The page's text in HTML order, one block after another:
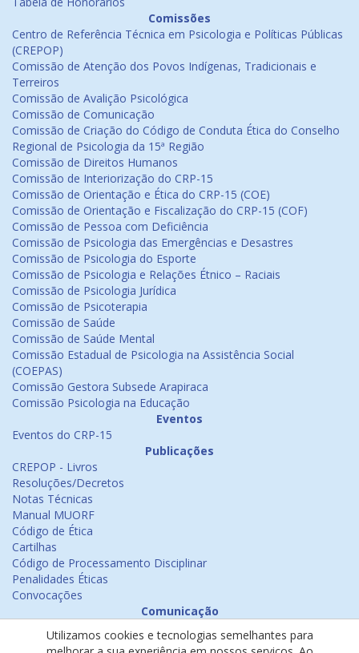
Comissões
Centro de Referência Técnica em Psicologia e Políticas Públicas
(CREPOP)
Comissão de Atenção dos Povos Indígenas, Tradicionais e
Terreiros
Comissão de Avalição Psicológica
Comissão de Comunicação
Comissão de Criação do Código de Conduta Ética do Conselho
Regional de Psicologia da 15ª Região
Comissão de Direitos Humanos
Comissão de Interiorização do CRP-15
Comissão de Orientação e Ética do CRP-15 (COE)
Comissão de Orientação e Fiscalização do CRP-15 (COF)
Comissão de Pessoa com Deficiência
Comissão de Psicologia das Emergências e Desastres
Comissão de Psicologia do Esporte
Comissão de Psicologia e Relações Étnico – Raciais
Comissão de Psicologia Jurídica
Comissão de Psicoterapia
Comissão de Saúde
Comissão de Saúde Mental
Comissão Estadual de Psicologia na Assistência Social
(COEPAS)
Comissão Gestora Subsede Arapiraca
Comissão Psicologia na Educação
Eventos
Eventos do CRP-15
Publicações
CREPOP - Livros
Resoluções/Decretos
Notas Técnicas
Manual MUORF
Código de Ética
Cartilhas
Código de Processamento Disciplinar
Penalidades Éticas
Convocações
Comunicação
Emissão de Certificados
Utilizamos cookies e tecnologias semelhantes para